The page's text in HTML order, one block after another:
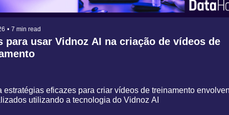
• 7 min read
para usar Vidnoz AI na criação de vídeos de
estratégias eficazes para criar vídeos de treinamento
utilizando a tecnologia do Vidnoz AI